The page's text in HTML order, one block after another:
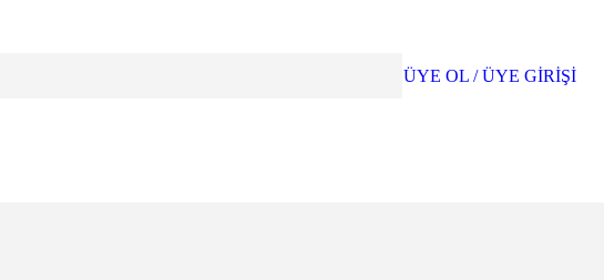
ÜYE OL / ÜYE GİRİŞİ